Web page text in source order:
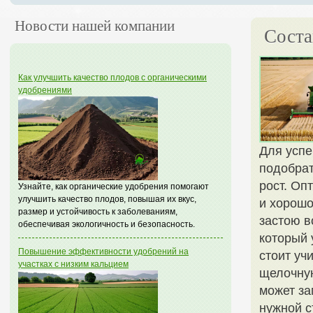
Новости нашей компании
Как улучшить качество плодов с органическими
удобрениями
Узнайте, как органические удобрения помогают
улучшить качество плодов, повышая их вкус,
размер и устойчивость к заболеваниям,
обеспечивая экологичность и безопасность.
Повышение эффективности удобрений на
участках с низким кальцием
Для
рост.
и
застою
который
стоит
может
нужной